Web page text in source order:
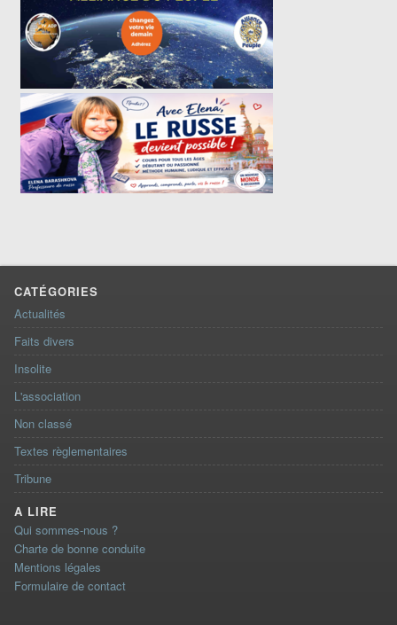
CATÉGORIES
Actualités
Faits divers
Insolite
L'association
Non classé
Textes règlementaires
Tribune
A LIRE
Qui sommes-nous ?
Charte de bonne conduite
Mentions légales
Formulaire de contact